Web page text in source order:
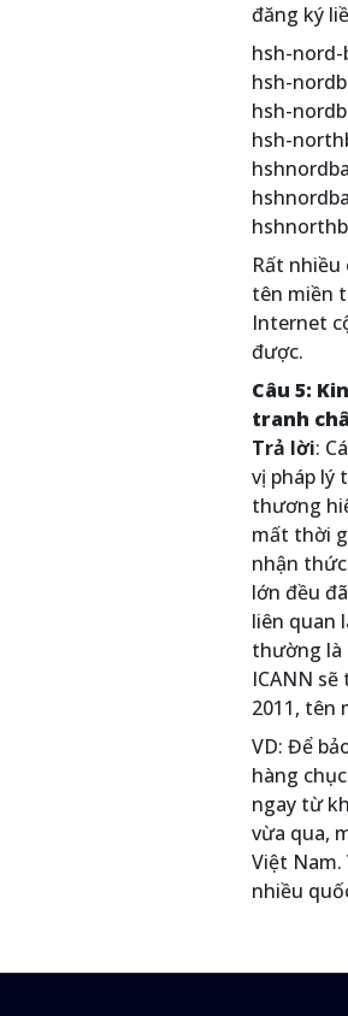
đăng ký
hsh-nord-
hsh-
hsh-
hsh-
Rất nhiều
tên miền
Internet
được.
Câu 5:
tranh
Trả lời:
vị pháp lý
thương
mất thời
nhận
lớn đều
liên quan
thường là
ICANN
2011, tên
VD: Để
hàng
ngay từ
vừa qua,
Việt
nhiều